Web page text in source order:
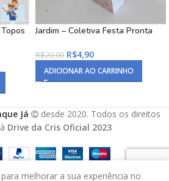
Jardim – Coletiva Festa Pronta
R$20,00 R$4,90
ADICIONAR AO CARRINHO
Já
desde 2020. Todos os direitos
Drive da Cris Oficial 2023
melhorar a sua experiência no